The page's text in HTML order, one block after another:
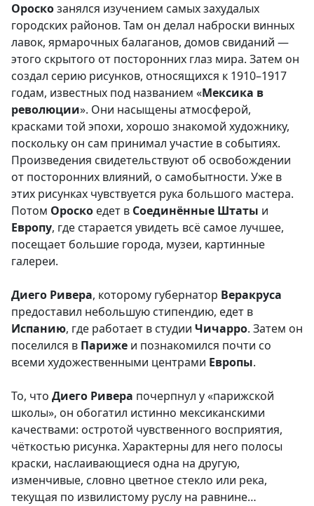
Ороскозанялся изучением самых захудалых
городских районов. Там он делал наброски винных
лавок, ярмарочных балаганов, домов свиданий —
этого скрытого от посторонних глаз мира. Затем он
создал серию рисунков, относящихся к 1910–1917
годам, известных под названием «Мексика в
революции». Они насыщены атмосферой,
красками той эпохи, хорошо знакомой художнику,
поскольку он сам принимал участие в событиях.
Произведения свидетельствуют об освобождении
от посторонних влияний, о самобытности. Уже в
этих рисунках чувствуется рука большого мастера.
Потом Ороско едет в Соединённые Штаты и
Европу, где старается увидеть всё самое лучшее,
посещает большие города, музеи, картинные
галереи.
Диего Ривера, которому губернатор Веракруса
предоставил небольшую стипендию, едет в
Испанию, где работает в студии Чичарро. Затем он
поселился в Париже и познакомился почти со
всеми художественными центрами Европы.
То, что Диего Ривера почерпнул у «парижской
школы», он обогатил истинно мексиканскими
качествами: остротой чувственного восприятия,
чёткостью рисунка. Характерны для него полосы
краски, наслаивающиеся одна на другую,
изменчивые, словно цветное стекло или река,
текущая по извилистому руслу на равнине…